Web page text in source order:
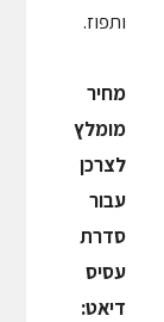
ותפוז.
מחיר
מומלץ
לצרכן
עבור
סדרת
עסיס
דיאט: